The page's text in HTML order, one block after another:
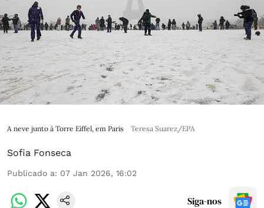
A neve junto à Torre Eiffel, em Paris Teresa Suarez/EPA
Sofia Fonseca
Publicado a: 07 Jan 2026, 16:02
Siga-nos